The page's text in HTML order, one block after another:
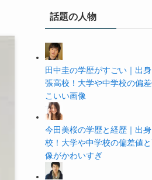
話題の人物
田中圭の学歴がすごい｜出
張高校！大学や中学校の偏
こいい画像
今田美桜の学歴と経歴｜出
校！大学や中学校の偏差値
像がかわいすぎ